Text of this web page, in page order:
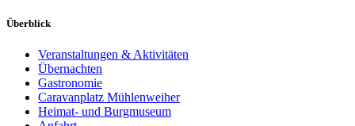
Überblick
Veranstaltungen & Aktivitäten
Übernachten
Gastronomie
Caravanplatz Mühlenweiher
Heimat- und Burgmuseum